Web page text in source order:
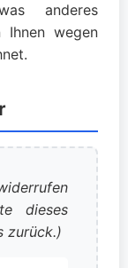
anderes
Ihnen wegen
dieses
zurück.)